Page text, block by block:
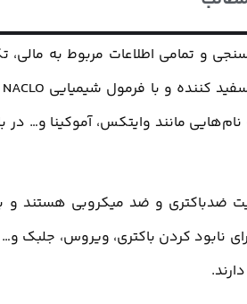
و تمامی اطلاعات مربوط به
مانند وایتکس، آموکینا و… در
ضدباکتری و ضد میکروبی هستند
نابود کردن باکتری، ویروس، جلبک